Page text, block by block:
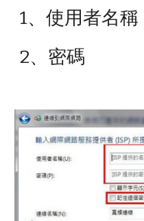
1、使用者名稱
2、密碼